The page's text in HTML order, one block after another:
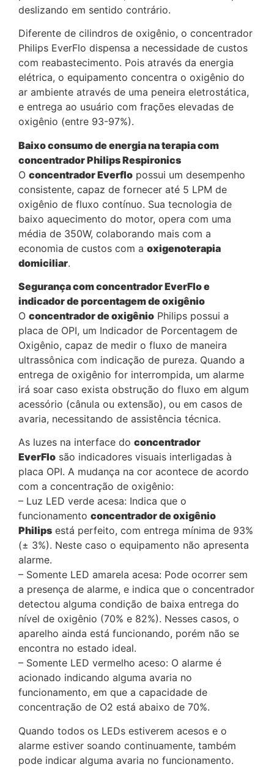
deslizando em sentido contrário.
Diferente de cilindros de oxigênio, o concentrador
Philips EverFlo dispensa a necessidade de custos
com reabastecimento. Pois através da energia
elétrica, o equipamento concentra o oxigênio do
ar ambiente através de uma peneira eletrostática,
e entrega ao usuário com frações elevadas de
oxigênio (entre 93-97%).
Baixo consumo de energia na terapia com
concentrador Philips Respironics
O concentrador Everflo possui um desempenho
consistente, capaz de fornecer até 5 LPM de
oxigênio de fluxo contínuo. Sua tecnologia de
baixo aquecimento do motor, opera com uma
média de 350W, colaborando mais com a
economia de custos com a oxigenoterapia
domiciliar.
Segurança com concentrador EverFlo e
indicador de porcentagem de oxigênio
O concentrador de oxigênio Philips possui a
placa de OPI, um Indicador de Porcentagem de
Oxigênio, capaz de medir o fluxo de maneira
ultrassônica com indicação de pureza. Quando a
entrega de oxigênio for interrompida, um alarme
irá soar caso exista obstrução do fluxo em algum
acessório (cânula ou extensão), ou em casos de
avaria, necessitando de assistência técnica.
As luzes na interface do concentrador
EverFlo são indicadores visuais interligadas à
placa OPI. A mudança na cor acontece de acordo
com a concentração de oxigênio:
– Luz LED verde acesa: Indica que o
funcionamento concentrador de oxigênio
Philips está perfeito, com entrega mínima de 93%
(± 3%). Neste caso o equipamento não apresenta
alarme.
– Somente LED amarela acesa: Pode ocorrer sem
a presença de alarme, e indica que o concentrador
detectou alguma condição de baixa entrega do
nível de oxigênio (70% e 82%). Nesses casos, o
aparelho ainda está funcionando, porém não se
encontra no estado ideal.
– Somente LED vermelho aceso: O alarme é
acionado indicando alguma avaria no
funcionamento, em que a capacidade de
concentração de O2 está abaixo de 70%.
Quando todos os LEDs estiverem acesos e o
alarme estiver soando continuamente, também
pode indicar alguma avaria no funcionamento.